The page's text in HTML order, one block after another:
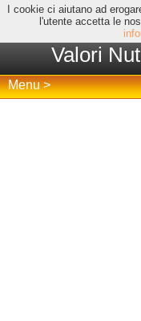
I cookie ci aiutano ad
l'utente accetta le
Valori
Menu >